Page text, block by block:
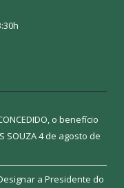
o benefício
SOUZA4 de agosto de
Designar a Presidente do